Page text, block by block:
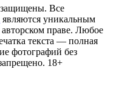
Все
являются уникальным
праве. Любое
текста — полная
фотографий без
18+